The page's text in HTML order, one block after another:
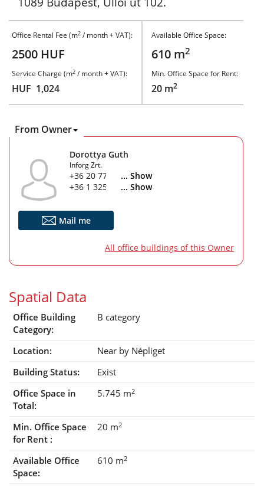
Office Rental Fee (m2 / month + VAT):
2500 HUF
Service Charge (m2 / month + VAT):
HUF 1,024
Available Office Space:
610 m2
Min. Office Space for Rent:
20 m2
From Owner
Dorottya Guth
Inforg Zrt.
+36 20 777 2521... Show
+36 1 325 2640... Show
Mail me
All office buildings of this Owner
Spatial Data
Office Building
Category:
B category
Location:
Near by Népliget
Building Status:
Exist
Office Space in
Total:
5.745 m2
Min. Office Space
for Rent :
20 m2
Available Office
Space:
610 m2